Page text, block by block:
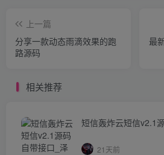
上一篇
分享一款动态雨滴效果的跑
路源码
最
相关推荐
短信轰炸云短信v2.1
21天前